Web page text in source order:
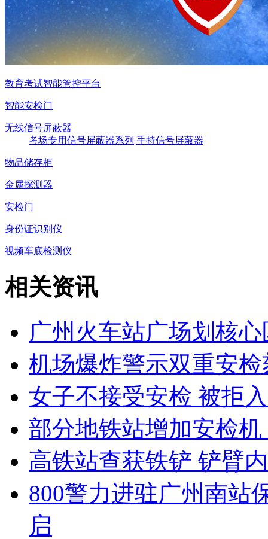
教育考试智能管控平台
智能安检门
无线信号屏蔽器
考场专用信号屏蔽器系列 手持信号屏蔽器
物品储存柜
金属探测器
安检门
身份证识别仪
视频车底检测仪
相关资讯
广州火车站广场划核
机场爆炸警示双重安
女子不接受安检 被拒
部分地铁站增加安检
高铁站查获铁铲 铲臂
800警力进驻广州南站
启